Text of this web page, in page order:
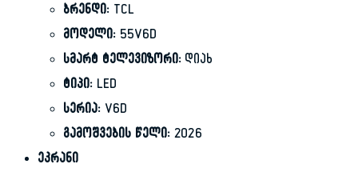
ბრენდი:TCL
მოდელი:55V6D
სმარტ ტელევიზორი:დიახ
ტიპი:LED
სერია:V6D
გამოშვების წელი:2026
ეკრანი